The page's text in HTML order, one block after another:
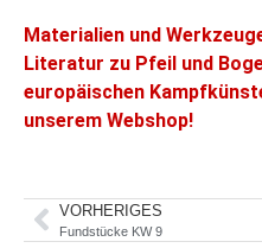
Materialien und
Literatur zu Pfeil und
europäischen
unserem Webshop!
VORHERIGES
Fundstücke KW 9